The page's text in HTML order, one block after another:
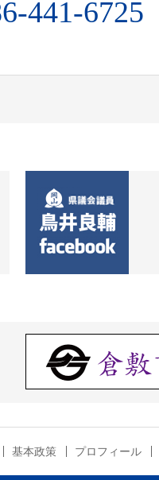
441-6725
基本政策 プロフィール